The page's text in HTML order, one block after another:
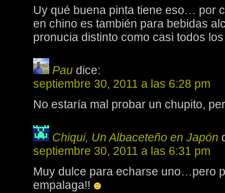
Uy qué buena pinta tiene eso… por
en chino es también para bebidas
pronucia distinto como casi todos
Pau dice:
septiembre 30, 2011 a las 6:28 pm
No estaría mal probar un chupito,
Chiqui, Un Albaceteño en Japón
septiembre 30, 2011 a las 6:31 pm
Muy dulce para echarse uno…pero
empalaga!!